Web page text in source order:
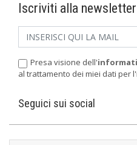
Iscriviti alla
Presa visione dell'
al trattamento dei miei dati per
Seguici sui social